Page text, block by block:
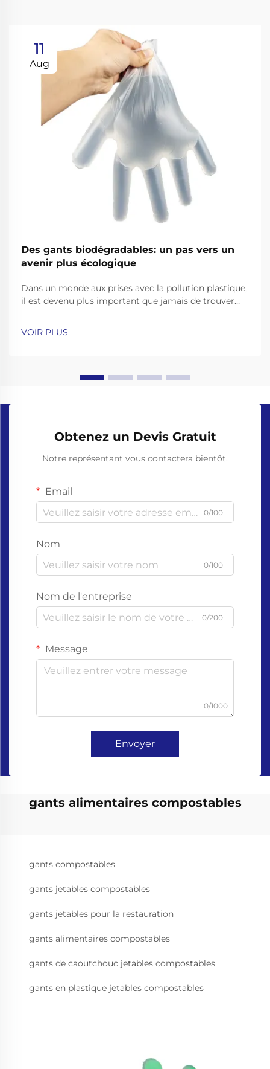
11
Aug
Des gants biodégradables: un pas vers un
avenir plus écologique
Dans un monde aux prises avec la pollution plastique,
il est devenu plus important que jamais de trouver
VOIR PLUS
Obtenez un Devis Gratuit
Notre représentant vous contactera bientôt.
Email
0/100
Nom
0/100
Nom de l'entreprise
0/200
Message
0/1000
Envoyer
gants alimentaires compostables
gants compostables
gants jetables compostables
gants jetables pour la restauration
gants alimentaires compostables
gants de caoutchouc jetables compostables
gants en plastique jetables compostables